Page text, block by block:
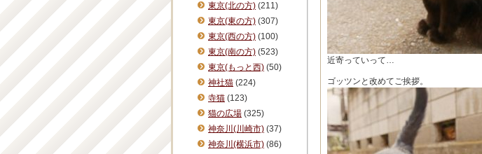
近寄っていって…
ゴッツンと改めてご挨拶。
東京(北の方) (211)
東京(東の方) (307)
東京(西の方) (100)
東京(南の方) (523)
東京(もっと西) (50)
神社猫 (224)
寺猫 (123)
猫の広場 (325)
神奈川(川崎市) (37)
神奈川(横浜市) (86)